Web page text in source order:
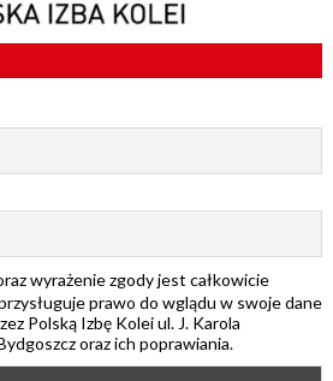
wyrażenie zgody jest całkowicie
prawo do wglądu w swoje dane
Polską Izbę Kolei ul. J. Karola
oraz ich poprawiania.